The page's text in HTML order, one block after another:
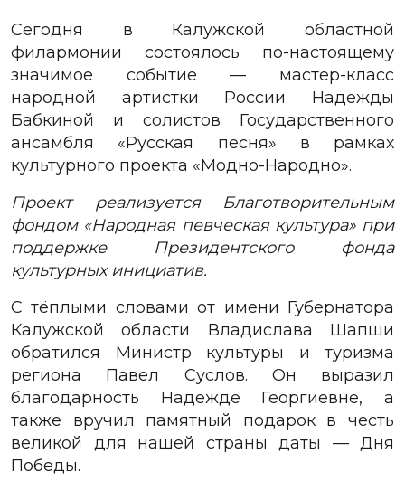
Сегодня в Калужской областной
филармонии состоялось по-настоящему
значимое событие — мастер-класс
народной артистки России Надежды
Бабкиной и солистов Государственного
ансамбля «Русская песня» в рамках
культурного проекта «Модно-Народно».
Проект реализуется Благотворительным
фондом «Народная певческая культура» при
поддержке Президентского фонда
культурных инициатив.
С тёплыми словами от имени Губернатора
Калужской области Владислава Шапши
обратился Министр культуры и туризма
региона Павел Суслов. Он выразил
благодарность Надежде Георгиевне, а
также вручил памятный подарок в честь
великой для нашей страны даты — Дня
Победы.